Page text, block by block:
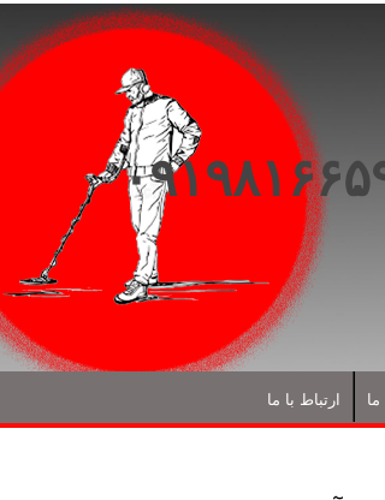
ما ارتباط با ما